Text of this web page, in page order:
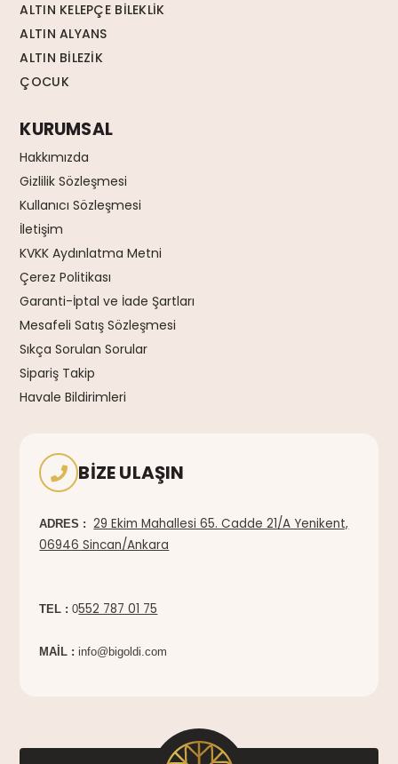
ALTIN KELEPÇE BİLEKLİK
ALTIN ALYANS
ALTIN BİLEZİK
ÇOCUK
KURUMSAL
Hakkımızda
Gizlilik Sözleşmesi
Kullanıcı Sözleşmesi
İletişim
KVKK Aydınlatma Metni
Çerez Politikası
Garanti-İptal ve İade Şartları
Mesafeli Satış Sözleşmesi
Sıkça Sorulan Sorular
Sipariş Takip
Havale Bildirimleri
BIZE ULAŞIN
ADRES :
29 Ekim Mahallesi 65. Cadde 21/A Yenikent,
06946 Sincan/Ankara
TEL : 0552 787 01 75
MAİL :info@bigoldi.com